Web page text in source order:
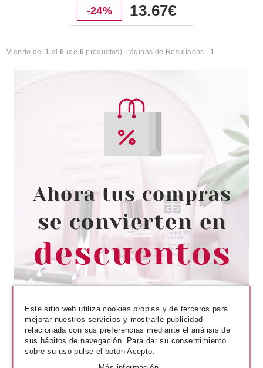
-24% 13.67€
Viendo del1 al6 (de 6 productos) Páginas de Resultados: 1
Este sitio web utiliza cookies propias y de terceros para
mejorar nuestros servicios y mostrarle publicidad
relacionada con sus preferencias mediante el análisis de
sus hábitos de navegación. Para dar su consentimiento
sobre su uso pulse el botón Acepto.